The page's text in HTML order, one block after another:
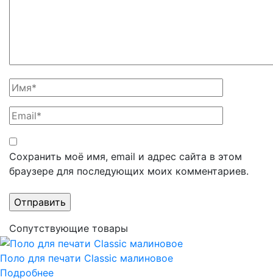
Сохранить моё имя, email и адрес сайта в этом
браузере для последующих моих комментариев.
Сопутствующие товары
Поло для печати Classic малиновое
Подробнее